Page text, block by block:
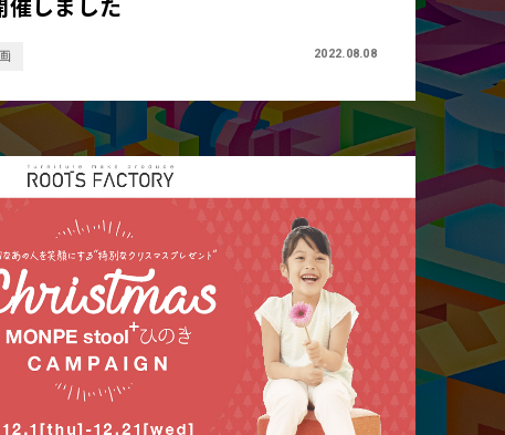
催しました
2022.08.08